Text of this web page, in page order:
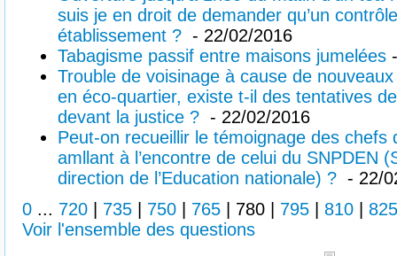
suis je en droit de demander qu’un
établissement ? - 22/02/2016
Tabagisme passif entre maisons jumelées
Trouble de voisinage à cause de
en éco-quartier, existe t-il des tentatives
devant la justice ? - 22/02/2016
Peut-on recueillir le témoignage des chefs
amllant à l’encontre de celui du SNPDEN
direction de l’Education nationale) ? - 22/
0 ... 720 735 750 765 780 795 810
825
Voir l'ensemble des questions